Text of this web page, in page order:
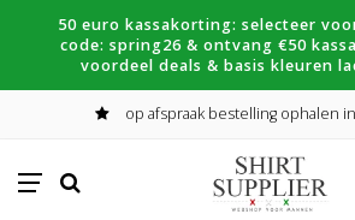
50 euro kassakorting: selecteer
code: spring26 & ontvang €50
voordeel deals & basis kleuren
op afspraak bestelling ophalen